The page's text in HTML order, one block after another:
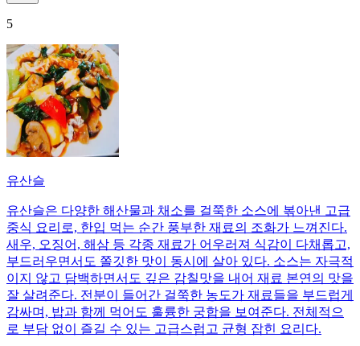
5
유산슬
유산슬은 다양한 해산물과 채소를 걸쭉한 소스에 볶아낸 고급
중식 요리로, 한입 먹는 순간 풍부한 재료의 조화가 느껴진다.
새우, 오징어, 해삼 등 각종 재료가 어우러져 식감이 다채롭고,
부드러우면서도 쫄깃한 맛이 동시에 살아 있다. 소스는 자극적
이지 않고 담백하면서도 깊은 감칠맛을 내어 재료 본연의 맛을
잘 살려준다. 전분이 들어간 걸쭉한 농도가 재료들을 부드럽게
감싸며, 밥과 함께 먹어도 훌륭한 궁합을 보여준다. 전체적으
로 부담 없이 즐길 수 있는 고급스럽고 균형 잡힌 요리다.